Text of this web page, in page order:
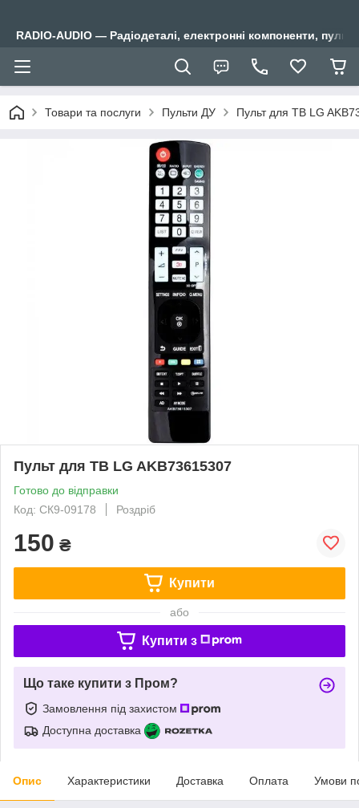
RADIO-AUDIO — Радіодеталі, електронні компоненти,
Товари та послуги Пульти ДУ Пульт для ТВ LG
Пульт для ТВ LG AKB73615307
Готово до відправки
Код: СК9-09178
Роздріб
150 ₴
Купити
або
Купити з
Що таке купити з Пром?
Замовлення під захистом
Доступна доставка
Опис Характеристики Доставка Оплата Умови